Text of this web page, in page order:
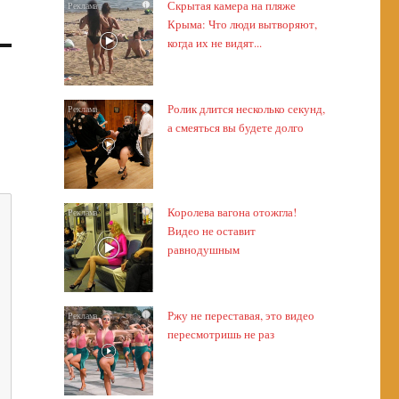
i
Скрытая камера на пляже
Крыма: Что люди вытворяют,
когда их не видят...
i
Ролик длится несколько секунд,
а смеяться вы будете долго
i
Королева вагона отожгла!
Видео не оставит
равнодушным
i
Ржу не переставая, это видео
пересмотришь не раз